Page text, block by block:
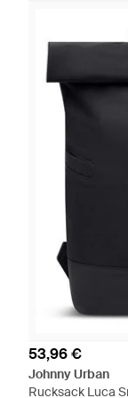
53,96 €
Johnny Urban
Rucksack Luca